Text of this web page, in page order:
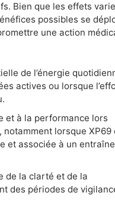
Bien que les effets
possibles se
une action
de l’énergie
actives ou lorsque
et à la performance lors
notamment lorsque XP69
et associée à un
de la clarté et de la
des périodes de